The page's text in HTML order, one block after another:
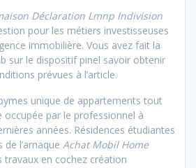
Déclaration Lmnp Indivision
pour les métiers investisseuses
immobilière. Vous avez fait la
sur le dispositif pinel savoir obtenir
prévues à l’article.
unique de appartements tout
par le professionnel à
années. Résidences étudiantes
l’arnaque Achat Mobil Home
travaux en cochez création